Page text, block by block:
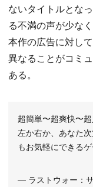
ないタイトルとな
る不満の声が少な
本作の広告に対し
異なることがコミ
ある。
超簡単〜超爽快〜
左か右か、あなた
もお気軽にできるゲ
— ラストウォー：